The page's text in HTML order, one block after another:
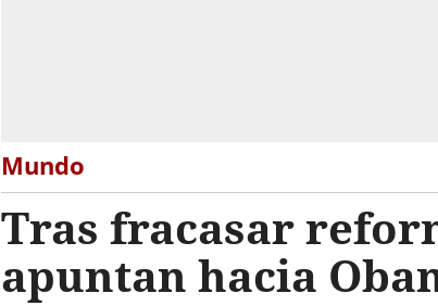
Mundo
Tras fracasar
apuntan hacia